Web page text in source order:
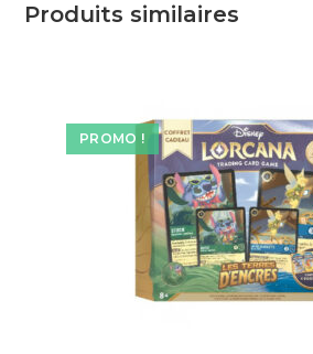
Produits similaires
PROMO !